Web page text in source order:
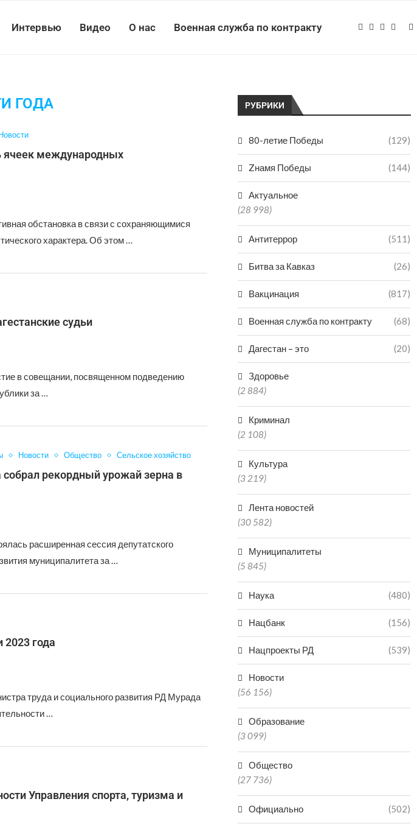
Интервью Видео О нас Военная служба по контракту
ГОДА
ячеек международных
обстановка в связи с сохраняющимися
характера. Об этом …
судьи
в совещании, посвященном подведению
за …
Новости Общество Сельское хозяйство
собрал рекордный урожай зерна в
расширенная сессия депутатского
муниципалитета за …
2023 года
труда и социального развития РД Мурада
…
Управления спорта, туризма и
РУБРИКИ
80-летие Победы (129)
Zнамя Победы (144)
Актуальное
(28 998)
Антитеррор (511)
Битва за Кавказ (26)
Вакцинация (817)
Военная служба по контракту (68)
Дагестан – это (20)
Здоровье
(2 884)
Криминал
(2 108)
Культура
(3 219)
Лента новостей
(30 582)
Муниципалитеты
(5 845)
Наука (480)
Нацбанк (156)
Нацпроекты РД (539)
Новости
(56 156)
Образование
(3 099)
Общество
(27 736)
Официально (502)